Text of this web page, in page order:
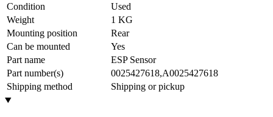
Condition
Used
Weight
1 KG
Mounting position
Rear
Can be mounted
Yes
Part name
ESP Sensor
Part number(s)
0025427618,A0025427618
Shipping method
Shipping or pickup